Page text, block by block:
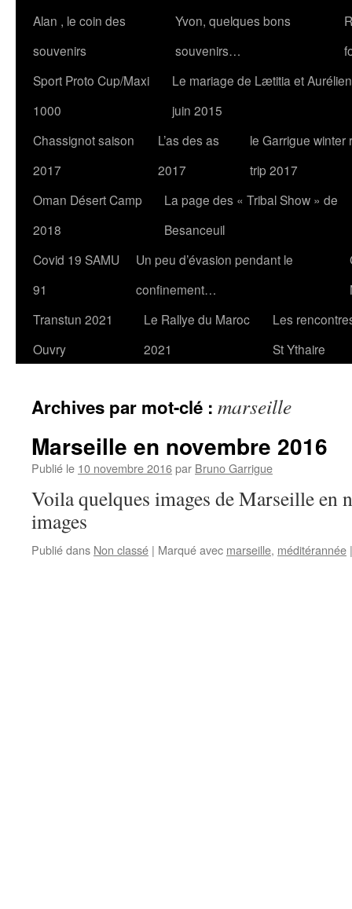
Alan , le coin des
souvenirs
Yvon, quelques bons
souvenirs…
Sport Proto Cup/Maxi
1000
Le mariage de Lætitia et
juin 2015
Chassignot saison
2017
L’as des as
2017
le Garrigue winter
trip 2017
Oman Désert Camp
2018
La page des « Tribal Show » de
Besanceuil
Covid 19 SAMU
91
Un peu d’évasion pendant le
confinement…
Transtun 2021
Ouvry
Le Rallye du Maroc
2021
Les
St Ythaire
Archives par mot-clé : marseille
Marseille en novembre 2016
Publié le 10 novembre 2016par Bruno Garrigue
Voila quelques images de Marseille en
images
Publié dans Non classé | Marqué avec marseille, méditérannée |